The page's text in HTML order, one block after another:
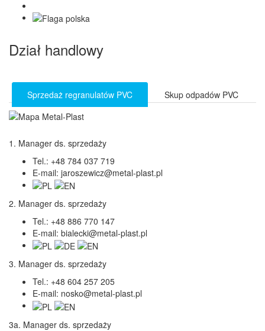
Dział handlowy
Sprzedaż regranulatów PVC Skup odpadów PVC
1. Manager ds. sprzedaży
Tel.: +48 784 037 719
E-mail: jaroszewicz@metal-plast.pl
2. Manager ds. sprzedaży
Tel.: +48 886 770 147
E-mail: bialecki@metal-plast.pl
3. Manager ds. sprzedaży
Tel.: +48 604 257 205
E-mail: nosko@metal-plast.pl
3a. Manager ds. sprzedaży